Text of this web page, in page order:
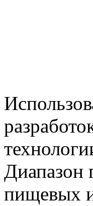
Диапазон
пищевых